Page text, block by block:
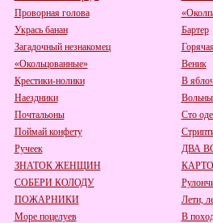
Проворная голова
Укрась банан
Бартер
Загадочный незнакомец
«Окольцованные»
Веник
Крестики-нолики
В
Наездники
Почтальоны
Сто
Поймай конфету
Ручеек
ДВА
ЗНАТОК ЖЕНЩИН
СОБЕРИ КОЛОДУ
ПОЖАРНИКИ
Лети,
Море поцелуев
В